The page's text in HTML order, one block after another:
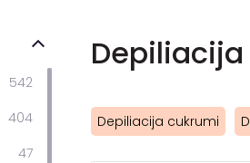
Depiliacija
Depiliacija cukrumi
542
404
47